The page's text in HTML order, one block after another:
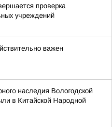
проверка
учреждений
важен
наследия Вологодской
в Китайской Народной